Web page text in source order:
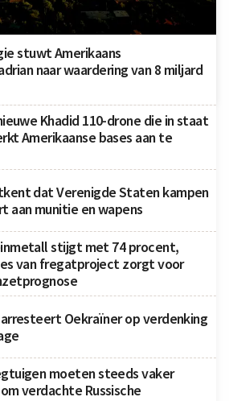
stuwt Amerikaans
naar waardering van 8 miljard
Khadid 110-drone die in staat
Amerikaanse bases aan te
dat Verenigde Staten kampen
aan munitie en wapens
stijgt met 74 procent,
van fregatproject zorgt voor
Oekraïner op verdenking
moeten steeds vaker
verdachte Russische